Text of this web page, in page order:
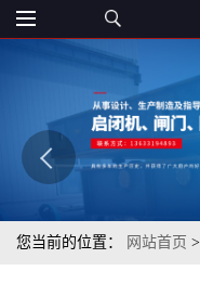
您当前的位置： 网站首页 >